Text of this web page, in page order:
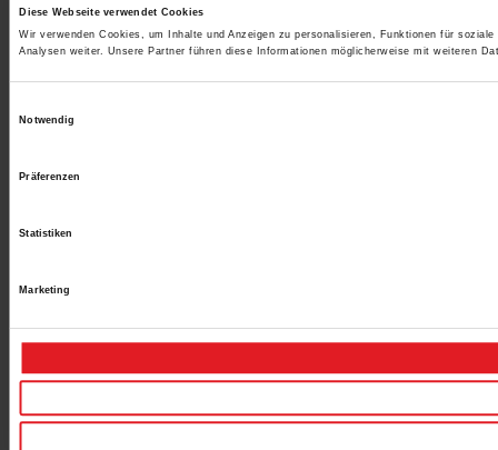
Diese Webseite verwendet Cookies
Wir verwenden Cookies, um Inhalte und Anzeigen zu personalisieren, Funktionen für
Analysen weiter. Unsere Partner führen diese Informationen möglicherweise mit weiteren
Notwendig
Präferenzen
Statistiken
Marketing